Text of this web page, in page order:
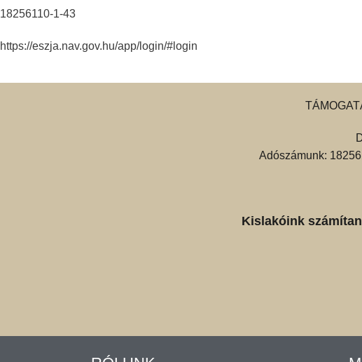
18256110-1-43
https://eszja.nav.gov.hu/app/login/#login
Adószámunk:
Kislakóink